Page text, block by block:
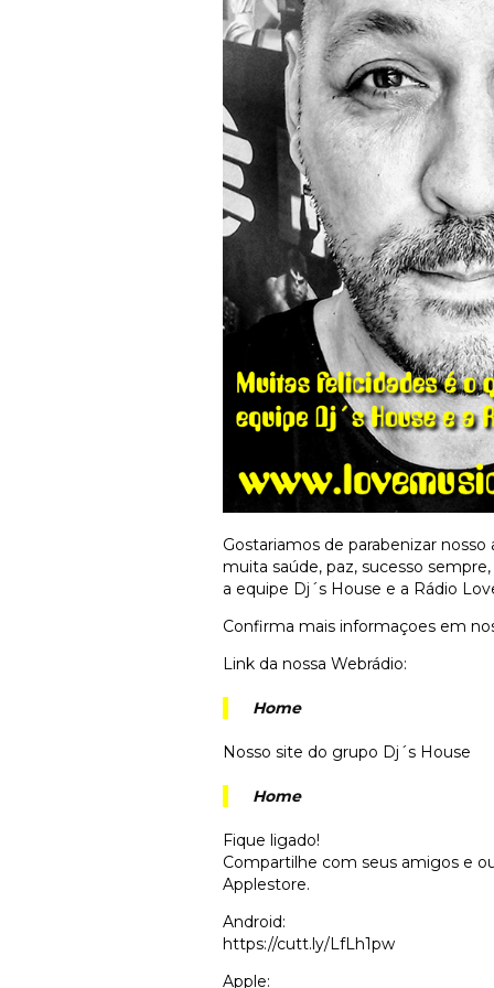
Gostariamos de parabenizar
muita saúde, paz, sucesso
a equipe Dj´s House e a Rádio
Confirma mais informaçoes em
Link da nossa Webrádio:
Home
Nosso site do grupo Dj´s House
Home
Fique ligado!
Compartilhe com seus amigos e
Applestore.
Android:
https://cutt.ly/LfLh1pw
Apple: